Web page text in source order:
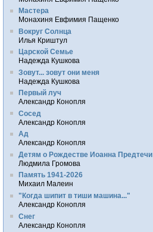
Мастера
Монахиня Евфимия Пащенко
Вокруг Солнца
Илья Криштул
Царской Семье
Надежда Кушкова
Зовут... зовут они меня
Надежда Кушкова
Первый луч
Александр Конопля
Сосед
Александр Конопля
Ад
Александр Конопля
Детям о Рождестве Иоанна Предтечи
Людмила Громова
Память 1941-2026
Михаил Малеин
"Когда шипит в тиши машина..."
Александр Конопля
Снег
Александр Конопля